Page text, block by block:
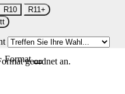
R10
R11+
Formatgeordnet an.